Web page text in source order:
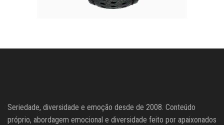
Seriedade, diversidade e emoção desde de 2008. Conteúdo
próprio, abordagem emocional e diversidade feito por apaixonados